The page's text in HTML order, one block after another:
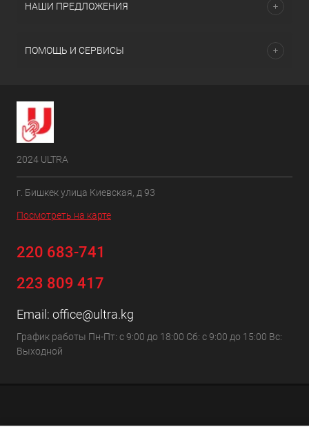
НАШИ ПРЕДЛОЖЕНИЯ
ПОМОЩЬ И СЕРВИСЫ
2024 ULTRA
г. Бишкек улица Киевская, д 93
Посмотреть на карте
220 683-741
223 809 417
Email: office@ultra.kg
График работы Пн-Пт: с 9:00 до 18:00 Сб: с 9:00 до 15:00 Вс:
Выходной